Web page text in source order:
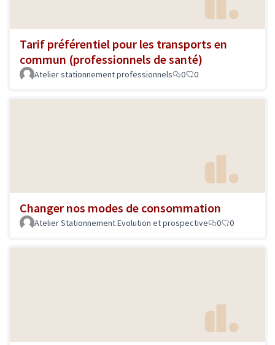
Tarif préférentiel pour les transports en
commun (professionnels de santé)
Atelier stationnement professionnels 0 0
Changer nos modes de consommation
Atelier Stationnement Evolution et prospective 0 0